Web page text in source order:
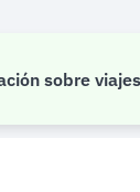
sobre viajes